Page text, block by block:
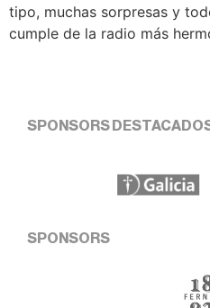
tipo, muchas sorpresas y
cumple de la radio más
SPONSORS
SPONSORS